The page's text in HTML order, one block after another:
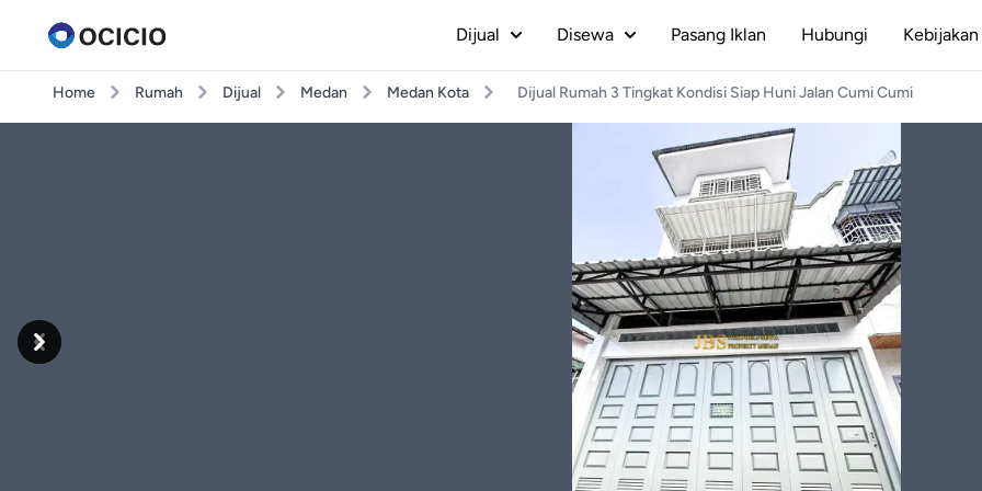
Dijual Disewa Pasang Iklan Hubungi
Home Rumah Dijual Medan Medan Kota Dijual Rumah 3 Tingkat Kondisi Siap Huni Jalan Cumi Cumi
Previous
Next